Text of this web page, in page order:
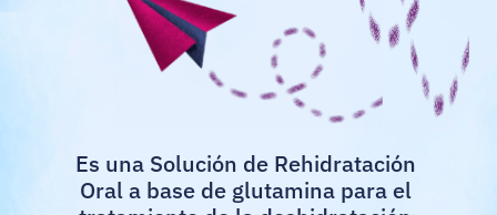
Es una Solución de Rehidratación
Oral a base de glutamina para el